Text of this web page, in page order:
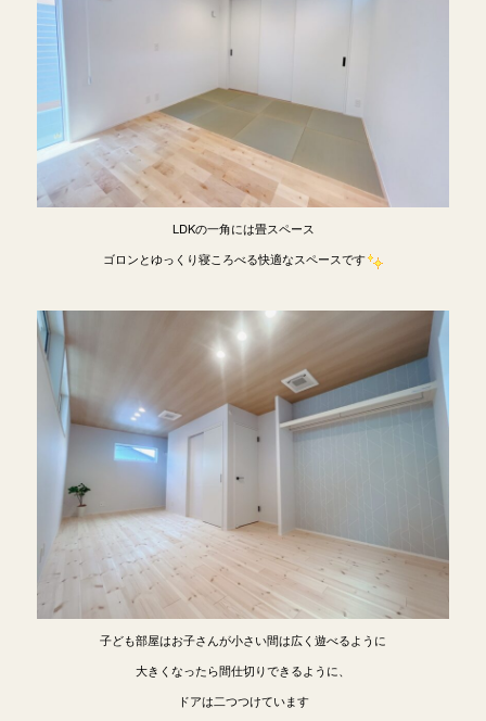
LDKの一角には畳スペース
ゴロンとゆっくり寝ころべる快適なスペースです
子ども部屋はお子さんが小さい間は広く遊べるように
大きくなったら間仕切りできるように、
ドアは二つつけています